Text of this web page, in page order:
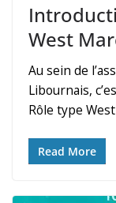
West
Au sein de
Libournais,
Rôle type
Read More